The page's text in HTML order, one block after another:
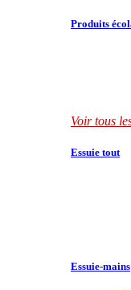
Produits
Voir tous
Essuie tout
Essuie-mains